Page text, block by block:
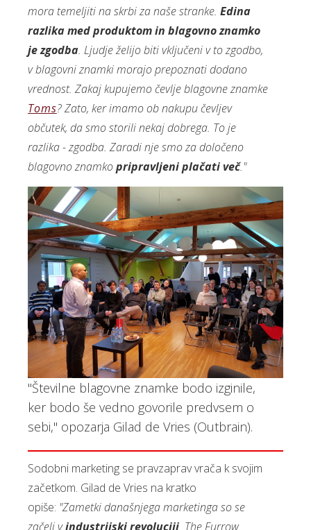
mora temeljiti na skrbi za naše stranke. Edina
razlika med produktom in blagovno znamko
je zgodba. Ljudje želijo biti vključeni v to zgodbo,
v blagovni znamki morajo prepoznati dodano
vrednost. Zakaj kupujemo čevlje blagovne znamke
Toms? Zato, ker imamo ob nakupu čevljev
občutek, da smo storili nekaj dobrega. To je
razlika - zgodba. Zaradi nje smo za določeno
blagovno znamkopripravljeni plačati več."
"Številne blagovne znamke bodo izginile,
ker bodo še vedno govorile predvsem o
sebi," opozarja Gilad de Vries (Outbrain).
Sodobni marketing se pravzaprav vrača k svojim
začetkom. Gilad de Vries na kratko
opiše: "Zametki današnjega marketinga so se
začeli vindustrijski revoluciji . The Furrow